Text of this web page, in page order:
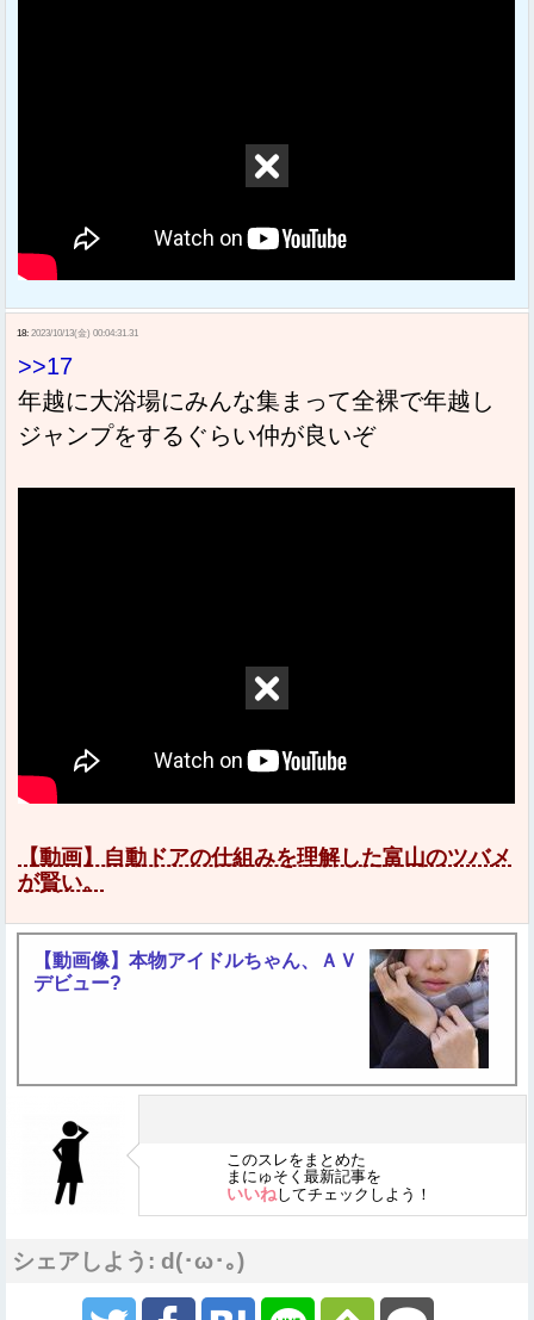
18: 2023/10/13(金) 00:04:31.31
>>17
年越に大浴場にみんな集まって全裸で年越し
ジャンプをするぐらい仲が良いぞ
【動画】自動ドアの仕組みを理解した富山のツバメ
が賢い。
【動画像】本物アイドルちゃん、ＡＶ
デビュー?
このスレをまとめた
まにゅそく最新記事を
いいねしてチェックしよう！
シェアしよう: d(･ω･｡)